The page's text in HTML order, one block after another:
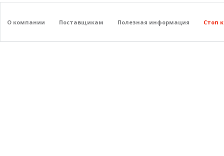
О компании Поставщикам Полезная информация Стоп